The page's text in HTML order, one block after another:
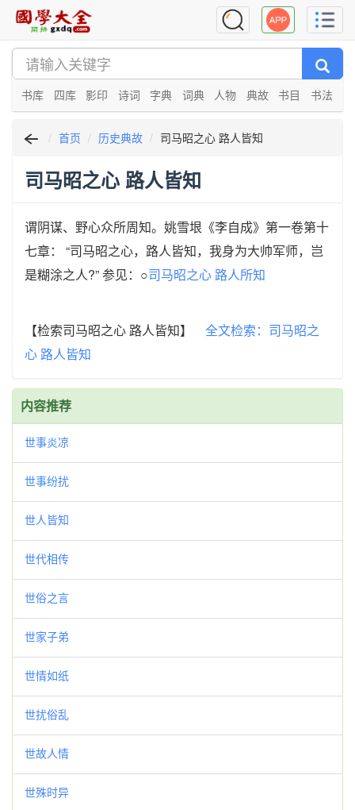
书库 四库 影印 诗词 字典 词典 人物 典故 书目 书法
首页 历史典故 司马昭之心 路人皆知
司马昭之心 路人皆知
谓阴谋、野心众所周知。姚雪垠《李自成》第一卷第十
七章： “司马昭之心，路人皆知，我身为大帅军师，岂
是糊涂之人?” 参见：○司马昭之心 路人所知
【检索司马昭之心 路人皆知】 全文检索：司马昭之
心 路人皆知
内容推荐
世事炎凉
世事纷扰
世人皆知
世代相传
世俗之言
世家子弟
世情如纸
世扰俗乱
世故人情
世殊时异